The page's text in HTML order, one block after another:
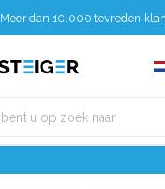
Meer dan 10.000 tevreden